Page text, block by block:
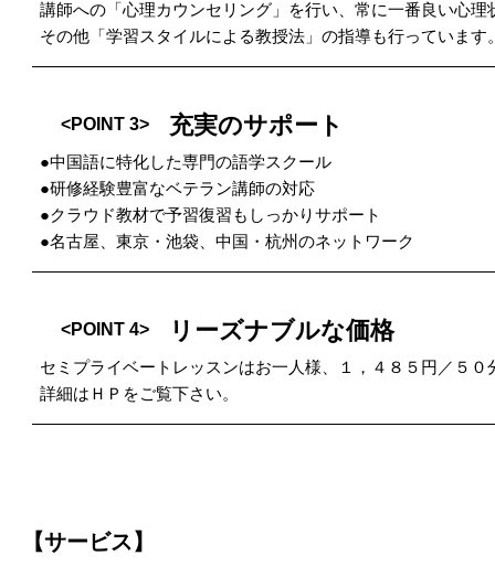
講師への「心理カウンセリング」を行い、常に一番良い心
その他「学習スタイルによる教授法」の指導も行っています
<POINT 3> 充実のサポート
●中国語に特化した専門の語学スクール
●研修経験豊富なベテラン講師の対応
●クラウド教材で予習復習もしっかりサポート
●名古屋、東京・池袋、中国・杭州のネットワーク
<POINT 4> リーズナブルな価格
セミプライベートレッスンはお一人様、１，４８５円／５０
詳細はＨＰをご覧下さい。
【サービス】